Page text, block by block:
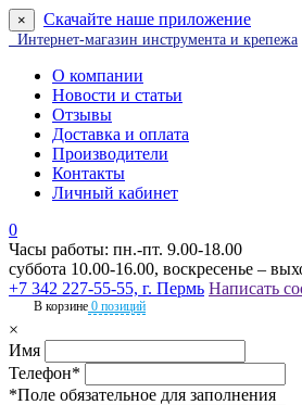
× Скачайте наше приложение
Интернет-магазин инструмента и крепежа
О компании
Новости и статьи
Отзывы
Доставка и оплата
Производители
Контакты
Личный кабинет
0
Часы работы: пн.-пт. 9.00-18.00
суббота 10.00-16.00, воскресенье –
+7 342 227-55-55, г. Пермь Написать
В корзине 0 позиций
×
Имя
Телефон*
*Поле обязательное для заполнения